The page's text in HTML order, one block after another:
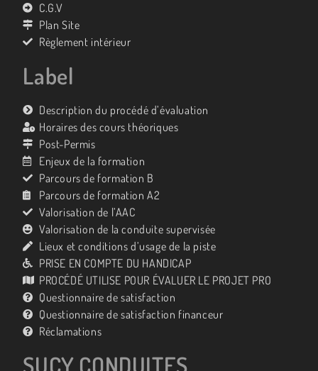
C.G.V
Plan Site
Règlement intérieur
Label
Description du procédé d’évaluation
Horaires des cours théoriques
Post-Permis
Enjeux de la formation
Parcours de formation B
Parcours de formation A2
Valorisation de l’AAC
Valorisation de la conduite supervisée
Lieux et conditions d’usage de la piste
PRISE EN COMPTE DU HANDICAP
PROCÉDÉ UTILISE POUR ÉVALUER LE PROJET PRO
Questionnaire de satisfaction
Questionnaire de satisfaction financeur
Réclamations
SUCY CONDUITES